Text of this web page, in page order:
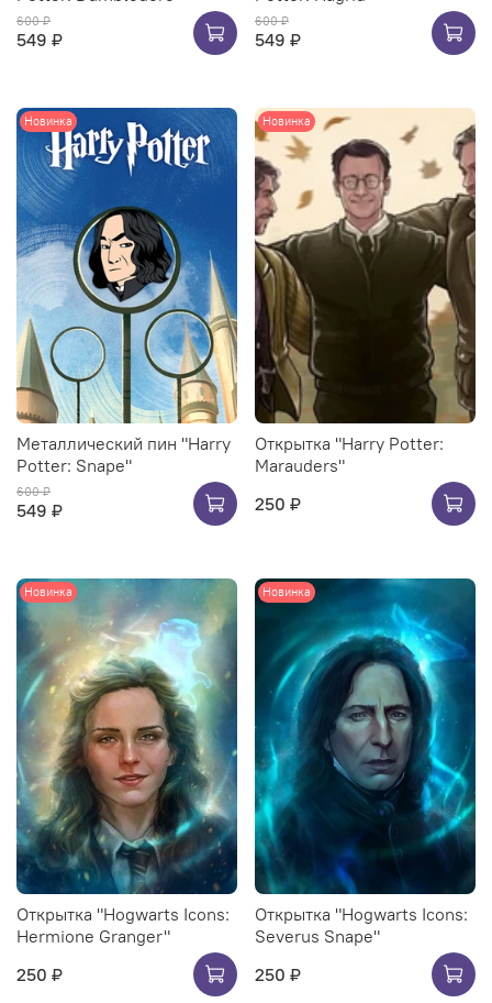
600 ₽
549 ₽
600 ₽
549 ₽
Новинка
Металлический пин "Harry
Potter: Snape"
600 ₽
549 ₽
Новинка
Открытка "Harry Potter:
Marauders"
250 ₽
Новинка
Открытка "Hogwarts Icons:
Hermione Granger"
250 ₽
Новинка
Открытка "Hogwarts Icons:
Severus Snape"
250 ₽